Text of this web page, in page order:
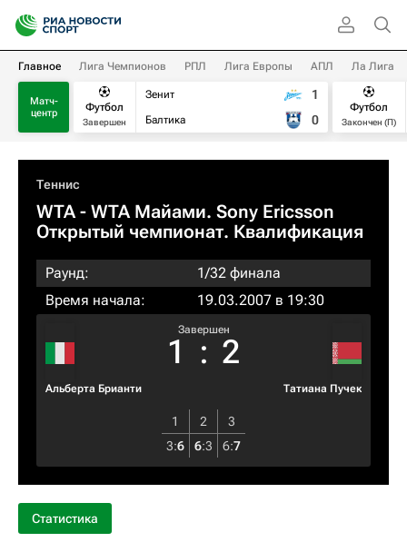
Главное Лига Чемпионов РПЛ Лига Европы АПЛ Ла Лига
Матч-
центр
Футбол
Завершен
Зенит
Балтика
1
0
Футбол
Закончен (П)
Теннис
WTA- WTA Майами. Sony Ericsson
Открытый чемпионат. Квалификация
Раунд:
1/32 финала
Время начала:
19.03.2007 в 19:30
Альберта Брианти
Завершен
1 : 2
Татиана Пучек
1 2
3
3:6 6:3 6:7
Статистика